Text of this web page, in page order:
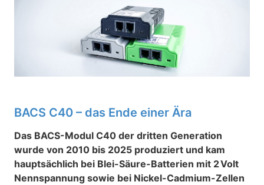
BACS C40 – das Ende einer Ära
Das BACS-Modul C40 der dritten Generation
wurde von 2010 bis 2025 produziert und kam
hauptsächlich bei Blei-Säure-Batterien mit 2 Volt
Nennspannung sowie bei Nickel-Cadmium-Zellen